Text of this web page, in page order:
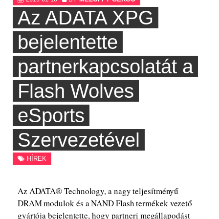
Az ADATA XPG
bejelentette
partnerkapcsolatát a
Flash Wolves
eSports
Szervezetével
HÍREK
Az ADATA® Technology, a nagy teljesítményű
DRAM modulok és a NAND Flash termékek vezető
gyártója bejelentette, hogy partneri megállapodást